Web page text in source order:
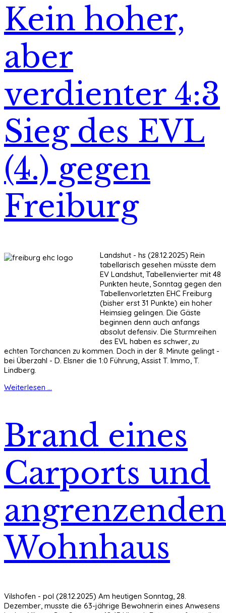
Kein hoher,
aber
verdienter 4:3
Sieg des EVL
(4.) gegen
Freiburg
Landshut - hs (28.12.2025) Rein
tabellarisch gesehen müsste dem
EV Landshut, Tabellenvierter mit 48
Punkten heute, Sonntag gegen den
Tabellenvorletzten EHC Freiburg
(bisher erst 31 Punkte) ein hoher
Heimsieg gelingen. Die Gäste
beginnen denn auch anfangs
absolut defensiv. Die Sturmreihen
des EVL haben es schwer, zu
echten Torchancen zu kommen. Doch in der 8. Minute gelingt -
bei Überzahl - D. Elsner die 1:0 Führung, Assist T. Immo, T.
Lindberg.
Weiterlesen ...
Brand eines
Carports und
angrenzenden
Wohnhaus
Vilshofen - pol (28.12.2025) Am heutigen Sonntag, 28.
Dezember, musste die 63-jährige Bewohnerin eines Anwesens